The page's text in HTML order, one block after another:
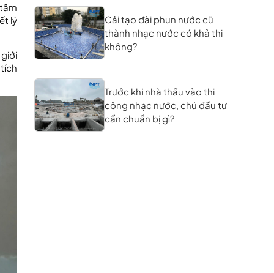
lý
Cải tạo đài phun nước cũ
thành nhạc nước có khả thi
không?
Trước khi nhà thầu vào thi
công nhạc nước, chủ đầu tư
cần chuẩn bị gì?